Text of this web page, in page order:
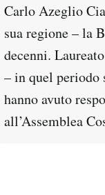
Carlo Azeglio
sua regione – la
decenni.
– in quel periodo
hanno avuto
all’Assemblea